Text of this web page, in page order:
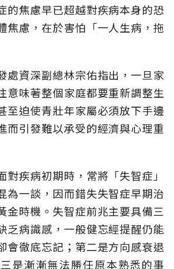
的焦慮早已超越對疾病本身的恐
焦慮，在於害怕「一人生病，拖
處資深副總林宗佑指出，一旦家
意味著整個家庭都要重新調整生
至迫使青壯年家屬必須放下手邊
而引發難以承受的經濟與心理重
對疾病初期時，常將「失智症」
為一談，因而錯失失智症早期治
金時機。失智症前兆主要具備三
乏病識感，一般健忘經提醒仍能
會徹底忘記；第二是方向感衰退
是漸漸無法勝任原本熟悉的事